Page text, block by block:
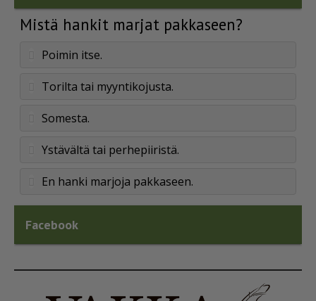
Mistä hankit marjat pakkaseen?
Poimin itse.
Torilta tai myyntikojusta.
Somesta.
Ystävältä tai perhepiiristä.
En hanki marjoja pakkaseen.
Facebook